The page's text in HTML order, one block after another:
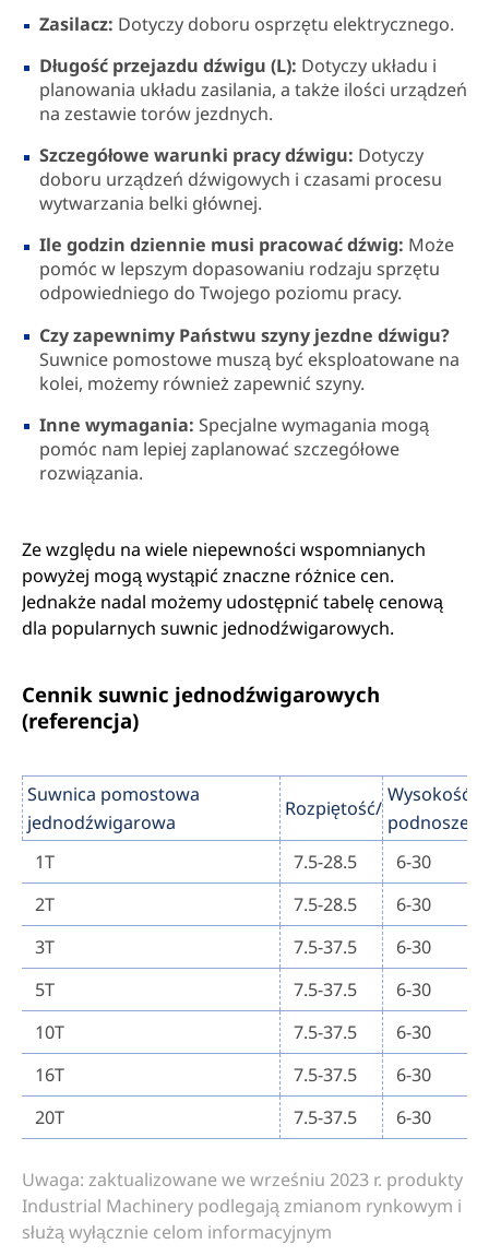
Zasilacz: Dotyczy doboru osprzętu elektrycznego.
Długość przejazdu dźwigu (L): Dotyczy układu i
planowania układu zasilania, a także ilości urządzeń
na zestawie torów jezdnych.
Szczegółowe warunki pracy dźwigu: Dotyczy
doboru urządzeń dźwigowych i czasami procesu
wytwarzania belki głównej.
Ile godzin dziennie musi pracować dźwig: Może
pomóc w lepszym dopasowaniu rodzaju sprzętu
odpowiedniego do Twojego poziomu pracy.
Czy zapewnimy Państwu szyny jezdne dźwigu?
Suwnice pomostowe muszą być eksploatowane na
kolei, możemy również zapewnić szyny.
Inne wymagania: Specjalne wymagania mogą
pomóc nam lepiej zaplanować szczegółowe
rozwiązania.
Ze względu na wiele niepewności wspomnianych
powyżej mogą wystąpić znaczne różnice cen.
Jednakże nadal możemy udostępnić tabelę cenową
dla popularnych suwnic jednodźwigarowych.
Cennik suwnic jednodźwigarowych
(referencja)
Suwnica pomostowa
jednodźwigarowa
Rozpiętość/m
Wysokość
1T
7.5-28.5
6-30
2T
7.5-28.5
6-30
3T
7.5-37.5
6-30
5T
7.5-37.5
6-30
10T
7.5-37.5
6-30
16T
7.5-37.5
6-30
20T
7.5-37.5 6-30
Uwaga: zaktualizowane we wrześniu 2023 r. produkty
Industrial Machinery podlegają zmianom rynkowym i
służą wyłącznie celom informacyjnym